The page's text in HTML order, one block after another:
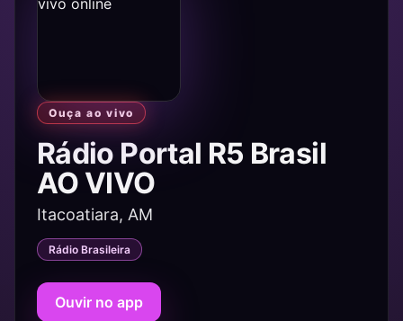
Ouça ao vivo
Rádio Portal R5 Brasil
AO VIVO
Itacoatiara, AM
Rádio Brasileira
Ouvir no app